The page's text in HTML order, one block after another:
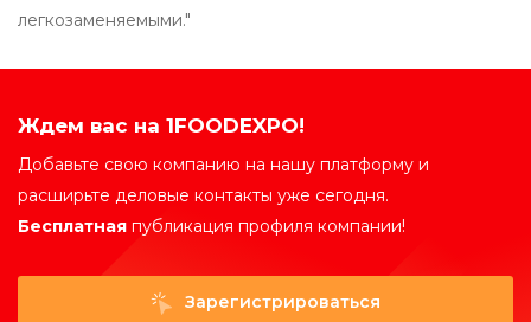
легкозаменяемыми."
Ждем вас на 1FOODEXPO!
Добавьте свою компанию на нашу платформу и
расширьте деловые контакты уже сегодня.
Бесплатная публикация профиля компании!
Зарегистрироваться